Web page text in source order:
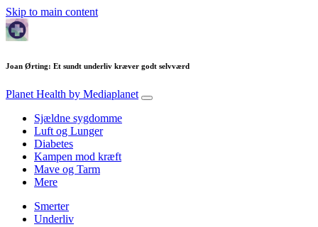
Skip to main content
Joan Ørting: Et sundt underliv kræver godt selvværd
Planet Health by Mediaplanet
Sjældne sygdomme
Luft og Lunger
Diabetes
Kampen mod kræft
Mave og Tarm
Mere
Smerter
Underliv